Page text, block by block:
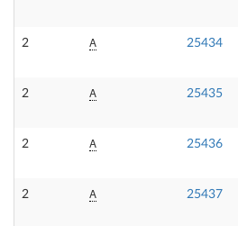
2 A 25434
2 A 25435
2 A 25436
2 A 25437